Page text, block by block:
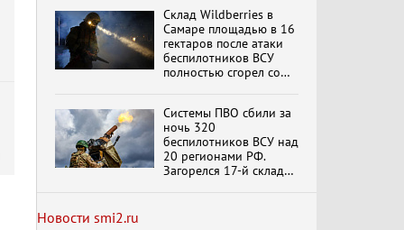
РОССИИ! Обращение
Г.А. Зюганова,
Председателя ЦК
КПРФ Руководителя
фракции КПРФ в
Государственной Думе
Документальный
террор"
Бить смелее!
В.Баранец, В.Дандыкин,
Склад Wildberries в
Самаре площадью в 16
гектаров после атаки
беспилотников ВСУ
полностью сгорел со
Системы ПВО сбили за
ночь 320
беспилотников ВСУ над
20 регионами РФ.
Загорелся 17-й склад
Новости smi2.ru